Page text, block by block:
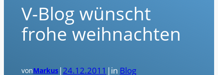
V-Blog wünscht
frohe weihnachten
vonMarkus|24.12.2011 |in Blog